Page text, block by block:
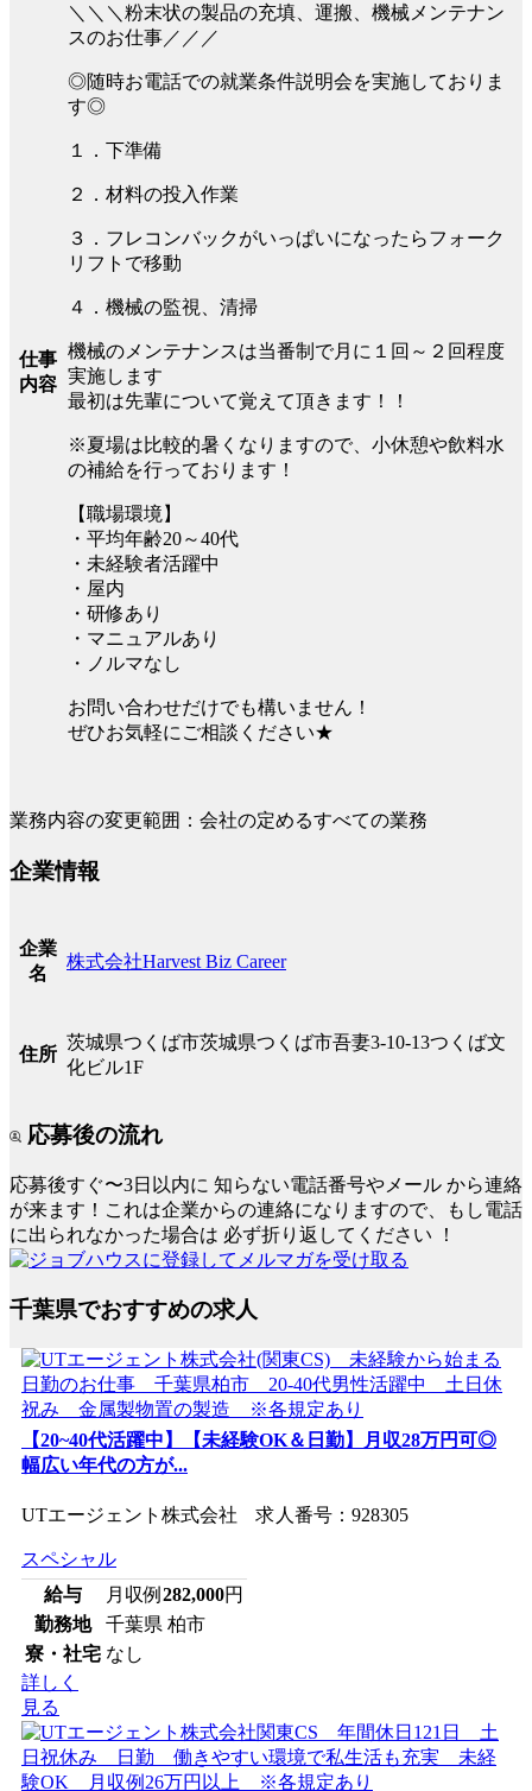
仕事
内容
＼＼＼粉末状の製品の充填、運搬、機械メンテナン
スのお仕事／／／
◎随時お電話での就業条件説明会を実施しておりま
す◎
１．下準備
２．材料の投入作業
３．フレコンバックがいっぱいになったらフォーク
リフトで移動
４．機械の監視、清掃
機械のメンテナンスは当番制で月に１回～２回程度
実施します
最初は先輩について覚えて頂きます！！
※夏場は比較的暑くなりますので、小休憩や飲料水
の補給を行っております！
【職場環境】
・平均年齢20～40代
・未経験者活躍中
・屋内
・研修あり
・マニュアルあり
・ノルマなし
お問い合わせだけでも構いません！
ぜひお気軽にご相談ください★
業務内容の変更範囲：会社の定めるすべての業務
企業情報
企業
名
株式会社Harvest Biz Career
住所
茨城県つくば市茨城県つくば市吾妻3-10-13つくば文
化ビル1F
応募後の流れ
応募後すぐ〜3日以内に 知らない電話番号やメール から連絡
が来ます！これは企業からの連絡になりますので、もし電話
に出られなかった場合は 必ず折り返してください ！
千葉県でおすすめの求人
【20~40代活躍中】【未経験OK＆日勤】月収28万円可◎
幅広い年代の方が...
UTエージェント株式会社 求人番号：928305
スペシャル
給与
月収例 282,000円
勤務地
千葉県 柏市
寮・社宅 なし
詳しく
見る